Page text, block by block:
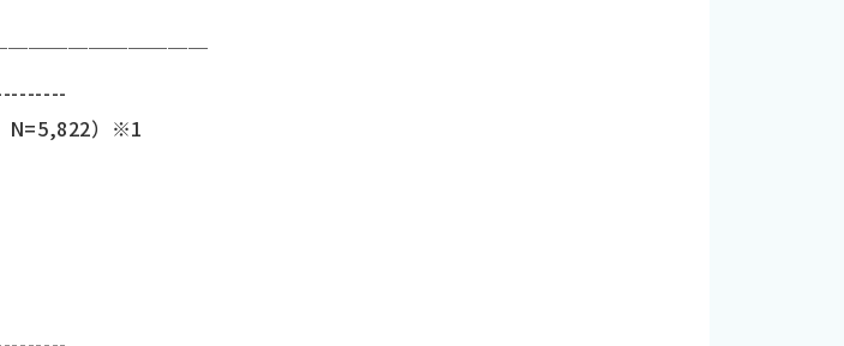
￣￣￣￣￣￣￣￣￣
N=5,822）※1